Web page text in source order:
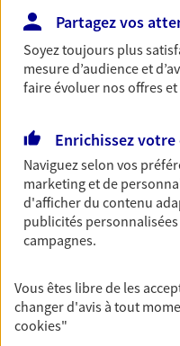
entreprises
Comme vous, nous
protéger votre activité,
vous-même et votre
vie
Autant de moments de
d'assurance et
cohérent avec vos besoins
Partagez vos
Soyez toujours plus
mesure d’audience et
faire évoluer nos offres et
Enrichissez
Naviguez selon vos
marketing et de
d'afficher du contenu
publicités
campagnes.
Vous êtes libre de les
changer d'avis à tout
cookies"